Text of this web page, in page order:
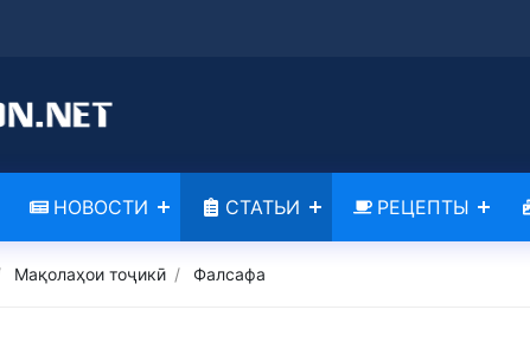
НОВОСТИ СТАТЬИ РЕЦЕПТЫ
Мақолаҳои тоҷикӣ Фалсафа